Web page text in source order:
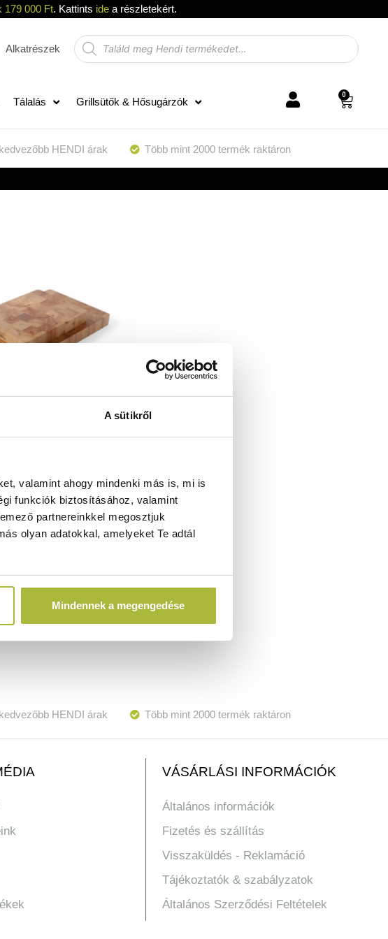
A sütikről
valamint ahogy mindenki más is, mi is
funkciók biztosításához, valamint
partnereinkkel megosztjuk
olyan adatokkal, amelyeket Te adtál
Mindennek a megengedése
179 000 Ft. Kattints idea részletekért.
Alkatrészek
Tálalás Grillsütők & Hősugárzók
0
HENDI árak Több mint 2000 termék raktáron
Raktáron
Ft+ ÁFA)
HENDI árak Több mint 2000 termék raktáron
VÁSÁRLÁSI INFORMÁCIÓK
Általános információk
Fizetés és szállítás
Visszaküldés - Reklamáció
Tájékoztatók & szabályzatok
Általános Szerződési Feltételek